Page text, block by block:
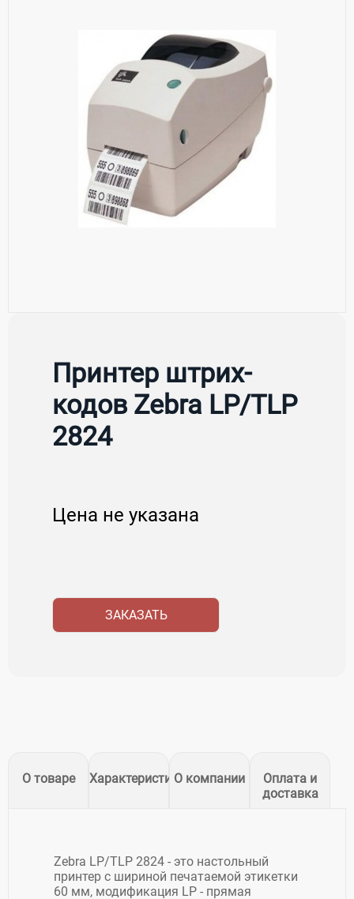
Принтер штрих-
кодов Zebra LP/TLP
2824
Цена не указана
ЗАКАЗАТЬ
О товаре ХарактеристикиО компании
Оплата и
доставка
Zebra LP/TLP 2824 - это настольный
принтер с шириной печатаемой этикетки
60 мм, модификация LP - прямая